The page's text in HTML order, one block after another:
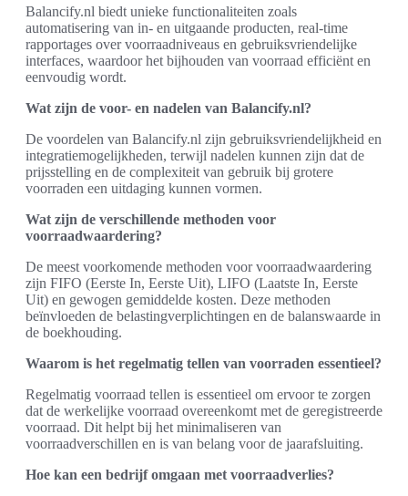
Balancify.nl biedt unieke functionaliteiten zoals
automatisering van in- en uitgaande producten, real-time
rapportages over voorraadniveaus en gebruiksvriendelijke
interfaces, waardoor het bijhouden van voorraad efficiënt en
eenvoudig wordt.
Wat zijn de voor- en nadelen van Balancify.nl?
De voordelen van Balancify.nl zijn gebruiksvriendelijkheid en
integratiemogelijkheden, terwijl nadelen kunnen zijn dat de
prijsstelling en de complexiteit van gebruik bij grotere
voorraden een uitdaging kunnen vormen.
Wat zijn de verschillende methoden voor
voorraadwaardering?
De meest voorkomende methoden voor voorraadwaardering
zijn FIFO (Eerste In, Eerste Uit), LIFO (Laatste In, Eerste
Uit) en gewogen gemiddelde kosten. Deze methoden
beïnvloeden de belastingverplichtingen en de balanswaarde in
de boekhouding.
Waarom is het regelmatig tellen van voorraden essentieel?
Regelmatig voorraad tellen is essentieel om ervoor te zorgen
dat de werkelijke voorraad overeenkomt met de geregistreerde
voorraad. Dit helpt bij het minimaliseren van
voorraadverschillen en is van belang voor de jaarafsluiting.
Hoe kan een bedrijf omgaan met voorraadverlies?